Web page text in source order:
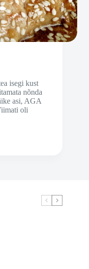
isegi kust
nõnda
asi, AGA
oli